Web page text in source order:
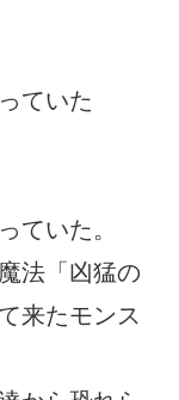
ていた
ていた。
法「凶猛の
来たモンス